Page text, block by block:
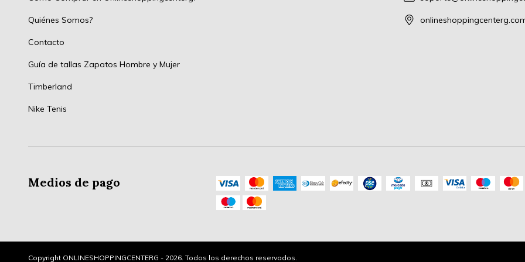
Quiénes Somos?
Contacto
Guía de tallas Zapatos Hombre y Mujer
Timberland
Nike Tenis
Medios de pago
Copyright ONLINESHOPPINGCENTERG - 2026. Todos los derechos reservados.